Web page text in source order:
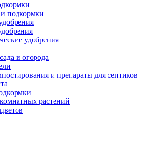
подкормки
удобрения
и огорода
и препараты для септиков
растений